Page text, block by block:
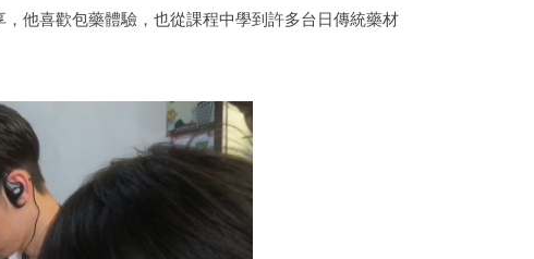
他喜歡包藥體驗，也從課程中學到許多台日傳統藥材